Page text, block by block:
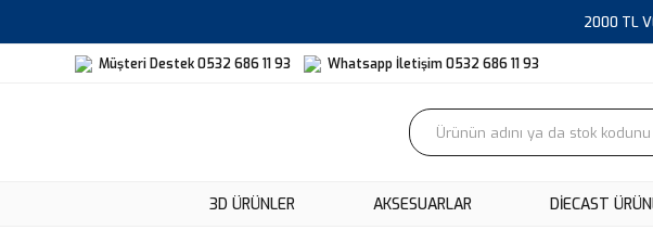
2000 TL
Müşteri Destek 0532 686 11 93 Whatsapp İletişim 0532 686 11 93
3D ÜRÜNLER AKSESUARLAR DIECAST